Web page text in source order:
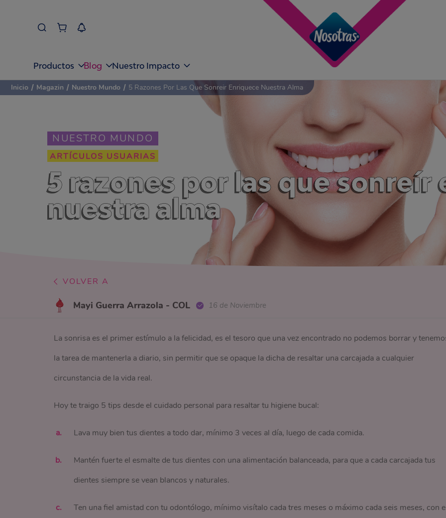
Productos Blog Nuestro Impacto
NUESTRO MUNDO
ARTÍCULOS USUARIAS
5 razones por las que sonreír
nuestra alma
Inicio / Magazin / Nuestro Mundo / 5 Razones Por Las Que Sonreir Enriquece Nuestra Alma
VOLVER A
Mayi Guerra Arrazola - COL 16 de Noviembre
La sonrisa es el primer estímulo a la felicidad, es el tesoro que una vez encontrado no podemos borrar y
la tarea de mantenerla a diario, sin permitir que se opaque la dicha de resaltar una carcajada a cualquier
circunstancia de la vida real.
Hoy te traigo 5 tips desde el cuidado personal para resaltar tu higiene bucal:
Lava muy bien tus dientes a todo dar, mínimo 3 veces al día, luego de cada comida.
Mantén fuerte el esmalte de tus dientes con una alimentación balanceada, para que a cada carcajada tus
dientes siempre se vean blancos y naturales.
Ten una fiel amistad con tu odontólogo, mínimo visítalo cada tres meses o máximo cada seis meses, con